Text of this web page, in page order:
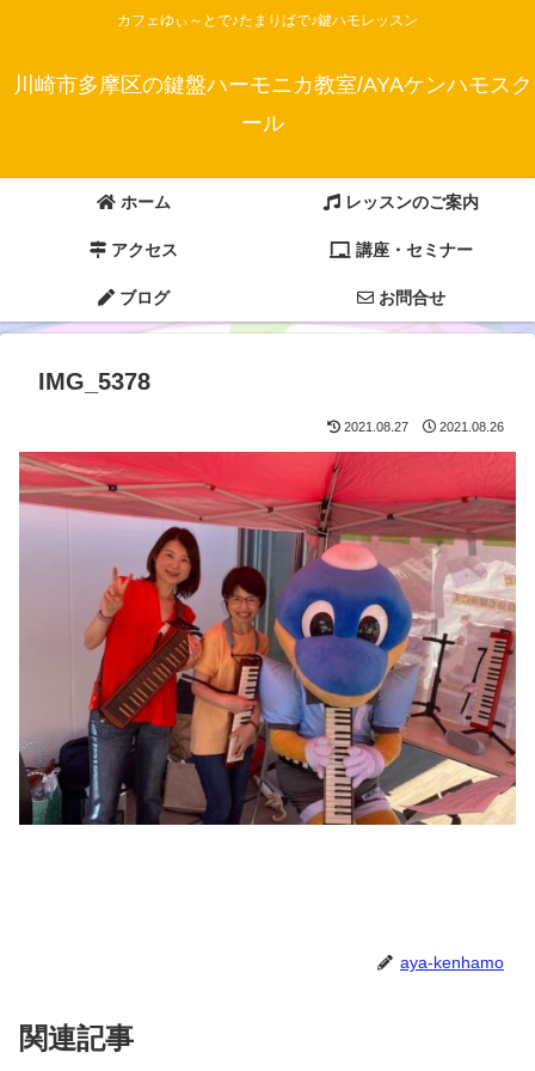
カフェゆぃ～とで♪たまりばで♪鍵ハモレッスン
川崎市多摩区の鍵盤ハーモニカ教室/AYAケンハモスク
ール
ホーム レッスンのご案内
アクセス 講座・セミナー
ブログ お問合せ
IMG_5378
2021.08.27 2021.08.26
aya-kenhamo
関連記事